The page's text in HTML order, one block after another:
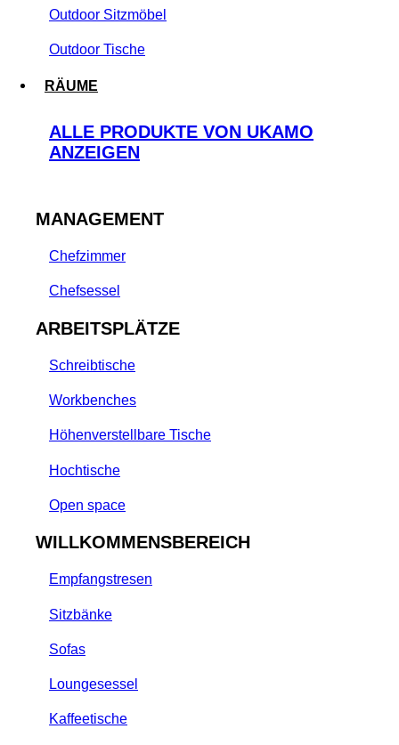
Outdoor Sitzmöbel
Outdoor Tische
RÄUME
ALLE PRODUKTE VON UKAMO
ANZEIGEN
MANAGEMENT
Chefzimmer
Chefsessel
ARBEITSPLÄTZE
Schreibtische
Workbenches
Höhenverstellbare Tische
Hochtische
Open space
WILLKOMMENSBEREICH
Empfangstresen
Sitzbänke
Sofas
Loungesessel
Kaffeetische